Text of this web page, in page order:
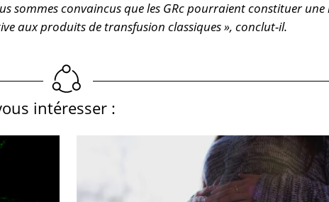
sommes convaincus que les GRc pourraient constituer une
aux produits de transfusion classiques », conclut-il.
intéresser :